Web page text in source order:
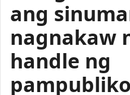
ang
nagnakaw
handle ng